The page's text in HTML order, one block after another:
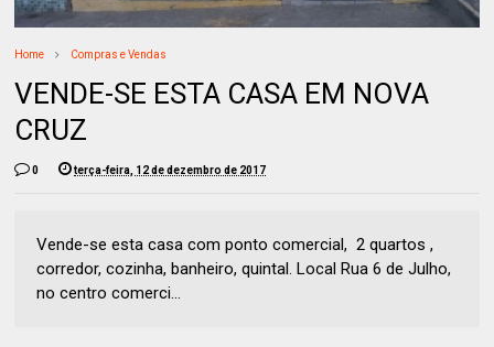
Home Compras e Vendas
VENDE-SE ESTA CASA EM NOVA
CRUZ
0 terça-feira, 12 de dezembro de 2017
Vende-se esta casa com ponto comercial, 2 quartos ,
corredor, cozinha, banheiro, quintal. Local Rua 6 de Julho,
no centro comerci...